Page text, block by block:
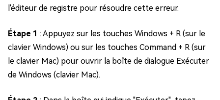
l'éditeur de registre pour résoudre cette erreur.
Étape 1 : Appuyez sur les touches Windows + R (sur le
clavier Windows) ou sur les touches Command + R (sur
le clavier Mac) pour ouvrir la boîte de dialogue Exécuter
de Windows (clavier Mac).